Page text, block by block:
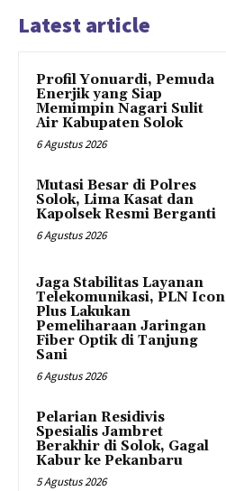
Latest article
Profil Yonuardi, Pemuda
Enerjik yang Siap
Memimpin Nagari Sulit
Air Kabupaten Solok
6 Agustus 2026
Mutasi Besar di Polres
Solok, Lima Kasat dan
Kapolsek Resmi Berganti
6 Agustus 2026
Jaga Stabilitas Layanan
Telekomunikasi, PLN Icon
Plus Lakukan
Pemeliharaan Jaringan
Fiber Optik di Tanjung
Sani
6 Agustus 2026
Pelarian Residivis
Spesialis Jambret
Berakhir di Solok, Gagal
Kabur ke Pekanbaru
5 Agustus 2026